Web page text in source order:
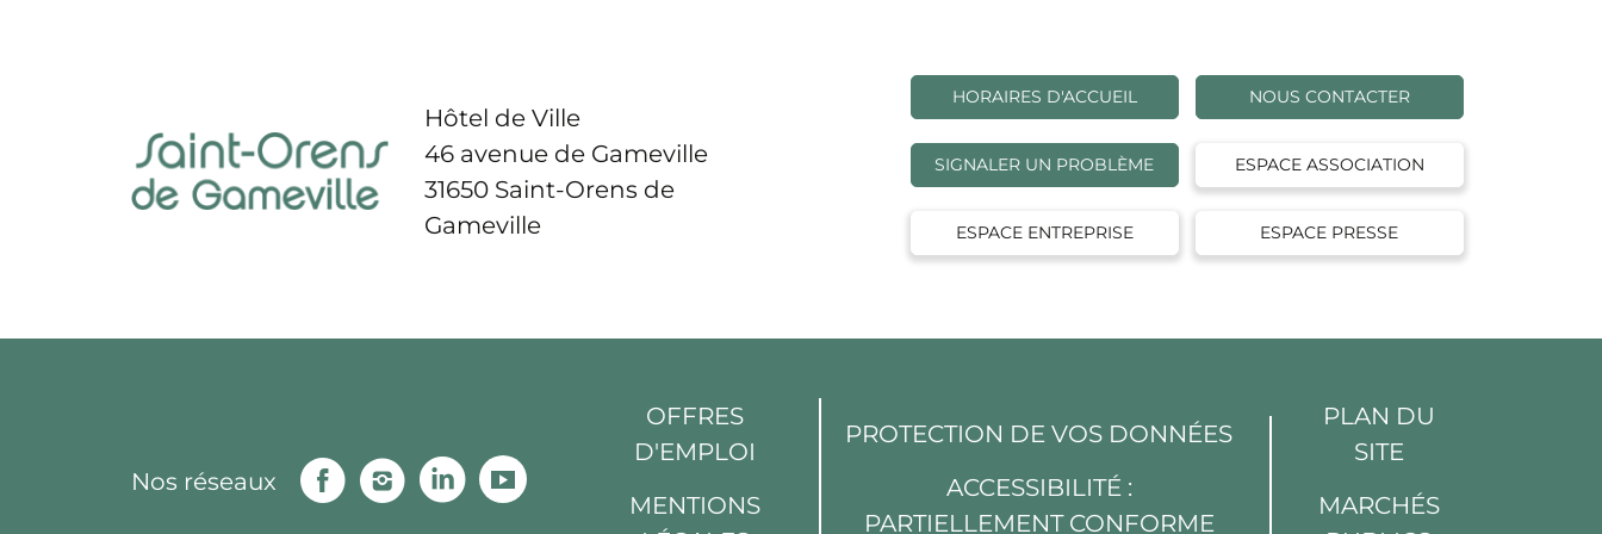
Hôtel de Ville
46 avenue de Gameville
31650 Saint-Orens de
Gameville
HORAIRES D'ACCUEIL NOUS CONTACTER
SIGNALER UN PROBLÈME ESPACE ASSOCIATION
ESPACE ENTREPRISE ESPACE PRESSE
Nos réseaux
FacebookInstagramLinkedin
OFFRES
D'EMPLOI
MENTIONS
PROTECTION DE VOS DONNÉES
ACCESSIBILITÉ :
PARTIELLEMENT CONFORME
PLAN DU
SITE
MARCHÉS